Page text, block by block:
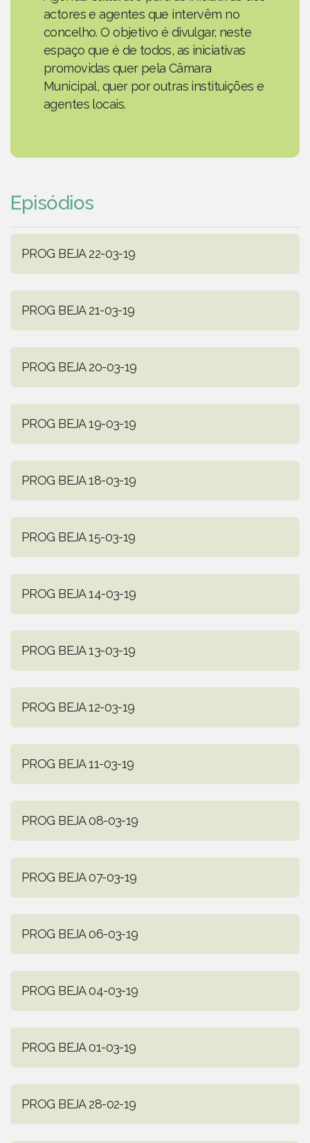
actores e agentes que intervêm no
concelho. O objetivo é divulgar, neste
espaço que é de todos, as iniciativas
promovidas quer pela Câmara
Municipal, quer por outras instituições e
agentes locais.
Episódios
PROG BEJA 22-03-19
PROG BEJA 21-03-19
PROG BEJA 20-03-19
PROG BEJA 19-03-19
PROG BEJA 18-03-19
PROG BEJA 15-03-19
PROG BEJA 14-03-19
PROG BEJA 13-03-19
PROG BEJA 12-03-19
PROG BEJA 11-03-19
PROG BEJA 08-03-19
PROG BEJA 07-03-19
PROG BEJA 06-03-19
PROG BEJA 04-03-19
PROG BEJA 01-03-19
PROG BEJA 28-02-19